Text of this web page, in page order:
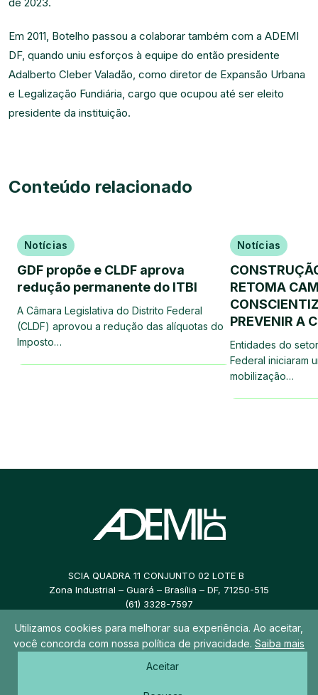
Em 2011, Botelho passou a colaborar também com a ADEMI
DF, quando uniu esforços à equipe do então presidente
Adalberto Cleber Valadão, como diretor de Expansão Urbana
e Legalização Fundiária, cargo que ocupou até ser eleito
presidente da instituição.
Conteúdo relacionado
Notícias
GDF propõe e CLDF aprova
redução permanente do ITBI
A Câmara Legislativa do Distrito Federal
(CLDF) aprovou a redução das alíquotas do
Imposto…
Notícias
RETOMA
PREVENIR A
Entidades do
Federal iniciaram
mobilização…
SCIA QUADRA 11 CONJUNTO 02 LOTE B
Zona Industrial – Guará – Brasília – DF, 71250-515
(61) 3328-7597
ademidf@ademidf.com.br
Utilizamos cookies para melhorar sua experiência. Ao aceitar,
você concorda com nossa política de privacidade. Saiba mais
Aceitar